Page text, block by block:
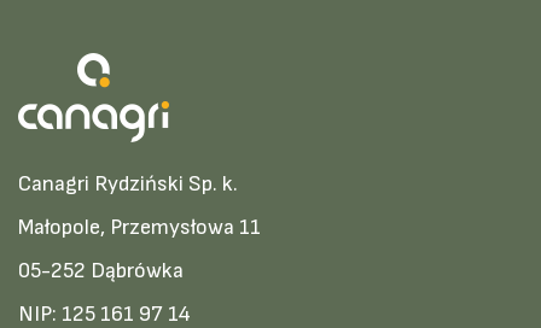
Canagri Rydziński Sp. k.
Małopole, Przemysłowa 11
05-252 Dąbrówka
NIP: 125 161 97 14